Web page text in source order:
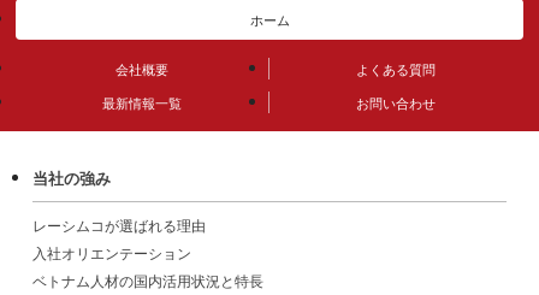
株式会社 LEXIMCO（レーシムコ）
〒564-0051 大阪府吹田市豊津町9-15 日本興業ビル801
TEL. 06-4862-5760
月～金曜日（祝日を除く）9:00～18:00
ホーム
会社概要
よくある質問
最新情報一覧
お問い合わせ
当社の強み
レーシムコが選ばれる理由
入社オリエンテーション
ベトナム人材の国内活用状況と特長